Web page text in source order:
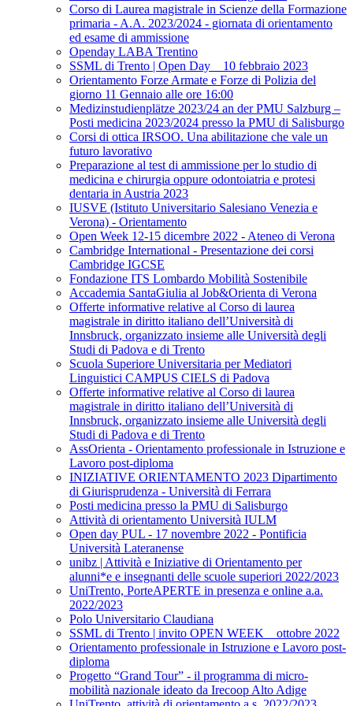
Corso di Laurea magistrale in Scienze della Formazione
primaria - A.A. 2023/2024 - giornata di orientamento
ed esame di ammissione
Openday LABA Trentino
SSML di Trento | Open Day _ 10 febbraio 2023
Orientamento Forze Armate e Forze di Polizia del
giorno 11 Gennaio alle ore 16:00
Medizinstudienplätze 2023/24 an der PMU Salzburg –
Posti medicina 2023/2024 presso la PMU di Salisburgo
Corsi di ottica IRSOO. Una abilitazione che vale un
futuro lavorativo
Preparazione al test di ammissione per lo studio di
medicina e chirurgia oppure odontoiatria e protesi
dentaria in Austria 2023
IUSVE (Istituto Universitario Salesiano Venezia e
Verona) - Orientamento
Open Week 12-15 dicembre 2022 - Ateneo di Verona
Cambridge International - Presentazione dei corsi
Cambridge IGCSE
Fondazione ITS Lombardo Mobilità Sostenibile
Accademia SantaGiulia al Job&Orienta di Verona
Offerte informative relative al Corso di laurea
magistrale in diritto italiano dell’Università di
Innsbruck, organizzato insieme alle Università degli
Studi di Padova e di Trento
Scuola Superiore Universitaria per Mediatori
Linguistici CAMPUS CIELS di Padova
Offerte informative relative al Corso di laurea
magistrale in diritto italiano dell’Università di
Innsbruck, organizzato insieme alle Università degli
Studi di Padova e di Trento
AssOrienta - Orientamento professionale in Istruzione e
Lavoro post-diploma
INIZIATIVE ORIENTAMENTO 2023 Dipartimento
di Giurisprudenza - Università di Ferrara
Posti medicina presso la PMU di Salisburgo
Attività di orientamento Università IULM
Open day PUL - 17 novembre 2022 - Pontificia
Università Lateranense
unibz | Attività e Iniziative di Orientamento per
alunni*e e insegnanti delle scuole superiori 2022/2023
UniTrento, PorteAPERTE in presenza e online a.a.
2022/2023
Polo Universitario Claudiana
SSML di Trento | invito OPEN WEEK _ ottobre 2022
Orientamento professionale in Istruzione e Lavoro post-
diploma
Progetto “Grand Tour” - il programma di micro-
mobilità nazionale ideato da Irecoop Alto Adige